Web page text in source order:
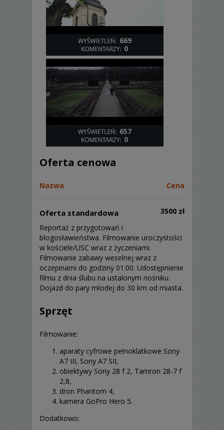
669
0
657
0
Oferta cenowa
Nazwa Cena
Oferta standardowa
3500 zł
Reportaż z przygotowań i
błogosławieństwa. Filmowanie uroczystości
w kościele/USC wraz z życzeniami.
Filmowanie zabawy weselnej wraz z
oczepinami do godziny 01:00. Udostępnienie
filmu z dnia ślubu na ustalonym nośniku.
Dojazd do pary młodej do 30 km od miasta.
Sprzęt
Filmowanie:
aparaty cyfrowe pełnoklatkowe Sony
A7 III, Sony A7 SII,
obiektywy Sony 28 f 2, Tamron 28-7 f
2,8,
dron Phantom 4,
kamera GoPro Hero 5.
Dodatkowo: